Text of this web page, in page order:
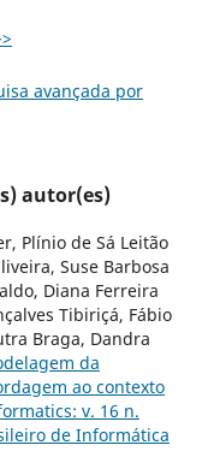
avançada por
autor(es)
Plínio de Sá Leitão
Suse Barbosa
Diana Ferreira
Tibiriçá, Fábio
Braga, Dandra
da
ao contexto
v. 16 n.
de Informática